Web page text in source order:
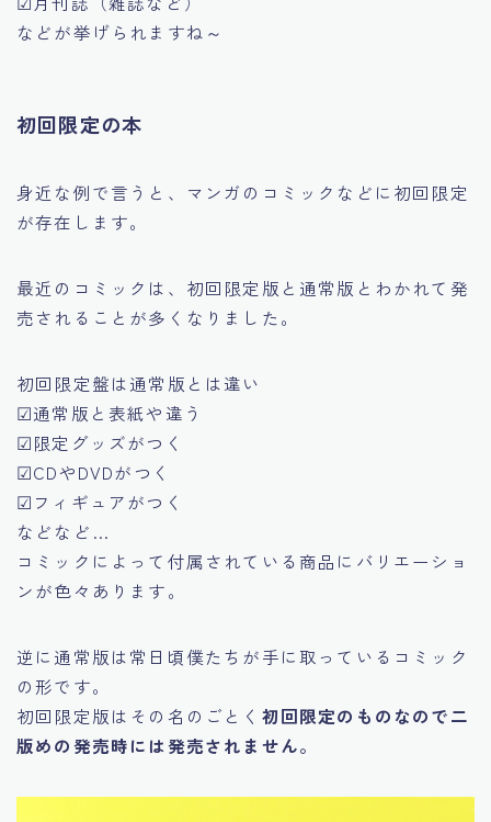
などが挙げられますね～
初回限定の本
身近な例で言うと、マンガのコミックなどに初回限定
が存在します。
最近のコミックは、 初回限定版と通常版 とわかれて発
売されることが多くなりました。
初回限定盤は通常版とは違い
☑通常版と表紙や違う
☑限定グッズがつく
☑CDやDVDがつく
☑フィギュアがつく
などなど…
コミックによって付属されている商品にバリエーショ
ンが色々あります。
逆に通常版は常日頃僕たちが手に取っているコミック
の形です。
初回限定版はその名のごとく 初回限定のものなので二
版めの発売時には発売されません。